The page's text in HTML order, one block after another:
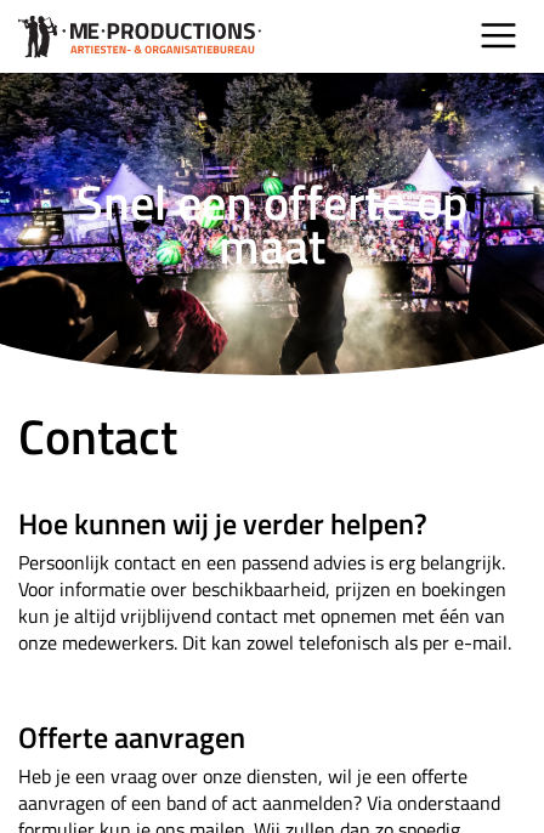
Snel een offerte op
maat
Contact
Hoe kunnen wij je verder helpen?
Persoonlijk contact en een passend advies is erg belangrijk.
Voor informatie over beschikbaarheid, prijzen en boekingen
kun je altijd vrijblijvend contact met opnemen met één van
onze medewerkers. Dit kan zowel telefonisch als per e-mail.
Offerte aanvragen
Heb je een vraag over onze diensten, wil je een offerte
aanvragen of een band of act aanmelden? Via onderstaand